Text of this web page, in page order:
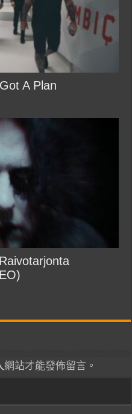
A Plan
網站才能發佈留言。